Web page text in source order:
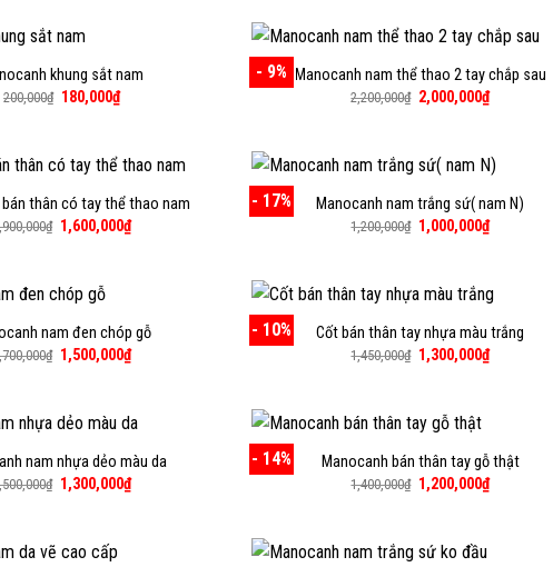
150,000₫.
khung sắt nam
200,000₫ Giá
180,000₫Giá
hiện
180,000₫.
- 9% Manocanh nam thể thao 2 tay chắp sau
2,200,000₫ Giá
gốc
2,000,000₫Giá
hiện
2,000,000₫.
bán thân có tay thể thao nam
₫ Giá
gốc
1,600,000₫Giá
hiện
- 17% Manocanh nam trắng sứ( nam N)
1,200,000₫ Giá
gốc
1,000,000₫Giá
hiện
1,000,000₫.
nam đen chóp gỗ
₫ Giá
gốc
1,500,000₫Giá
hiện
1,500,000₫.
- 10% Cốt bán thân tay nhựa màu trắng
1,450,000₫ Giá
gốc
1,300,000₫Giá
hiện
nam nhựa dẻo màu da
₫ Giá
gốc
1,300,000₫Giá
hiện
- 14% Manocanh bán thân tay gỗ thật
1,400,000₫ Giá
gốc
1,200,000₫Giá
hiện